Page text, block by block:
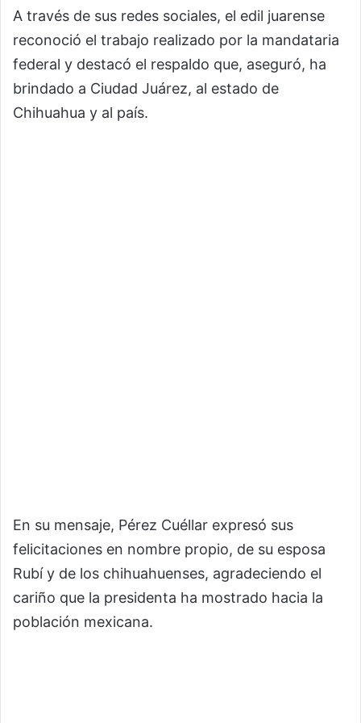
A través de sus redes sociales, el edil juarense
reconoció el trabajo realizado por la mandataria
federal y destacó el respaldo que, aseguró, ha
brindado a Ciudad Juárez, al estado de
Chihuahua y al país.
En su mensaje, Pérez Cuéllar expresó sus
felicitaciones en nombre propio, de su esposa
Rubí y de los chihuahuenses, agradeciendo el
cariño que la presidenta ha mostrado hacia la
población mexicana.